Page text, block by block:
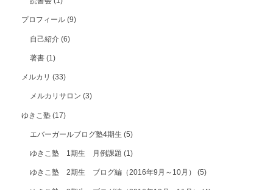
プロフィール(9)
自己紹介(6)
著書(1)
メルカリ(33)
メルカリサロン(3)
ゆきこ塾(17)
エバーガールブログ塾4期生(5)
ゆきこ塾 1期生 月例課題(1)
ゆきこ塾 2期生 ブログ編（2016年9月～10月）(5)